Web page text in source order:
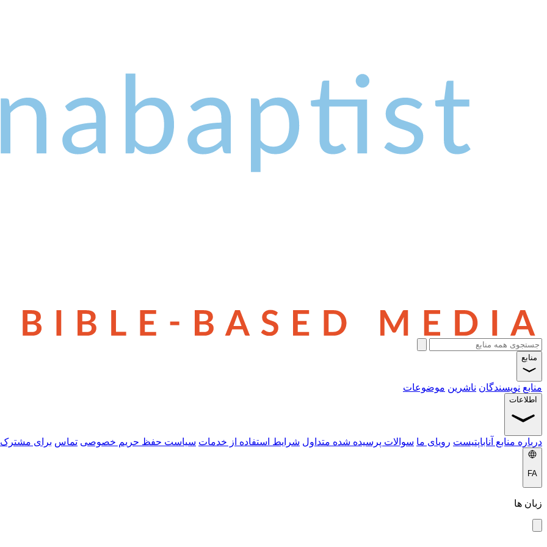
منابع
منابع نویسندگان ناشرین موضوعات
اطلاعات
درباره منابع آناباپتیست رویای ما سوالات پرسیده شده متداول شرایط استفاده از خدمات سیاست حفظ حریم خصوصی تماس برای
FA
زبان ها